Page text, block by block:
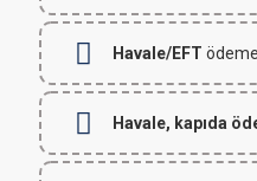
Havale/EFT
Havale, kapıda